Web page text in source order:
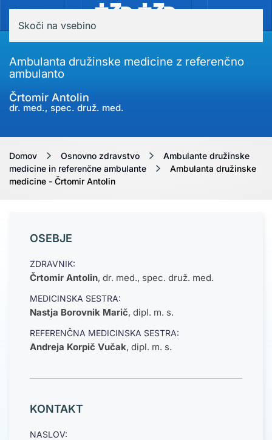
Skoči na vsebino
Ambulanta družinske medicine z referenčno
ambulanto
Črtomir Antolin
dr. med., spec. druž. med.
Domov Osnovno zdravstvo
Ambulante družinske
medicine in referenčne ambulante
Ambulanta družinske
medicine - Črtomir Antolin
OSEBJE
ZDRAVNIK:
Črtomir Antolin, dr. med., spec. druž. med.
MEDICINSKA SESTRA:
Nastja Borovnik Marič, dipl. m. s.
REFERENČNA MEDICINSKA SESTRA:
Andreja Korpič Vučak, dipl. m. s.
KONTAKT
NASLOV: